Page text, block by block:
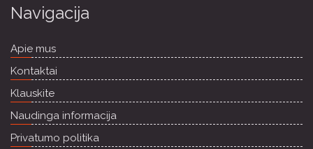
Navigacija
Apie mus
Kontaktai
Klauskite
Naudinga informacija
Privatumo politika